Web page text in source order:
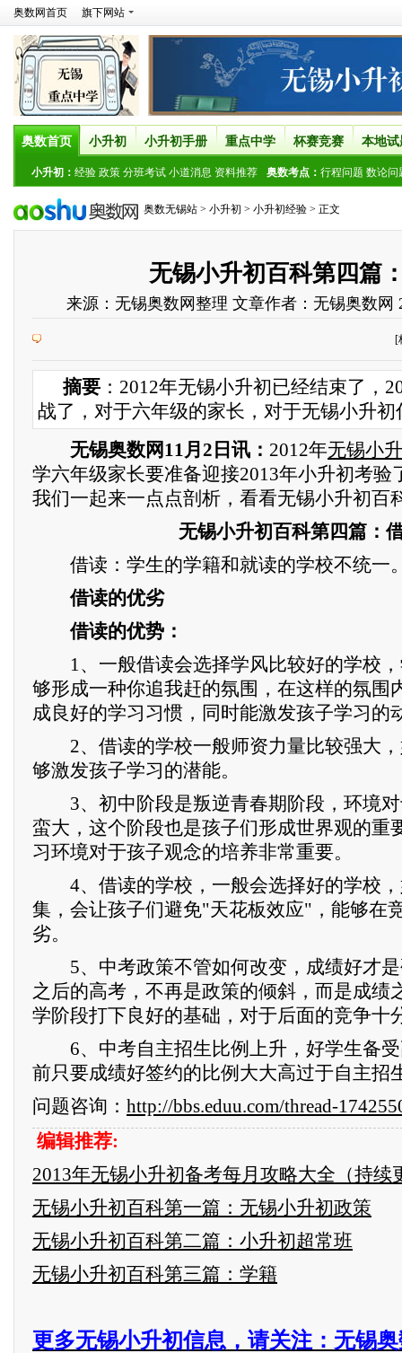
奥数网首页 旗下网站
奥数首页 小升初 小升初手册 重点中学 杯赛竞赛 本地试
小升初： 经验 政策 分班考试 小道消息 资料推荐 奥数考点： 行程问题 数论问
奥数无锡站 > 小升初 > 小升初经验 > 正文
无锡小升初百科第四篇
来源： 无锡奥数网整理 文章作者：无锡奥数网
[
摘要 ：2012年无锡小升初已经结束了，
战了，对于六年级的家长，对于无锡小升初
无锡奥数网11月2日讯： 2012年无锡小
学六年级家长要准备迎接2013年小升初考验
我们一起来一点点剖析，看看无锡小升初百
无锡小升初百科第四篇：
借读：学生的学籍和就读的学校不统一
借读的优劣
借读的优势：
1、一般借读会选择学风比较好的学校，
够形成一种你追我赶的氛围，在这样的氛围
成良好的学习习惯，同时能激发孩子学习的
2、借读的学校一般师资力量比较强大，
够激发孩子学习的潜能。
3、初中阶段是叛逆青春期阶段，环境对
蛮大，这个阶段也是孩子们形成世界观的重
习环境对于孩子观念的培养非常重要。
4、借读的学校，一般会选择好的学校，
集，会让孩子们避免"天花板效应"，能够在
劣。
5、中考政策不管如何改变，成绩好才是
之后的高考，不再是政策的倾斜，而是成绩
学阶段打下良好的基础，对于后面的竞争十
6、中考自主招生比例上升，好学生备受
前只要成绩好签约的比例大大高过于自主招
问题咨询： http://bbs.eduu.com/thread-
编辑推荐:
2013年无锡小升初备考每月攻略大全（持续
无锡小升初百科第一篇：无锡小升初政策
无锡小升初百科第二篇：小升初超常班
无锡小升初百科第三篇：学籍
更多无锡小升初信息，请关注：无锡